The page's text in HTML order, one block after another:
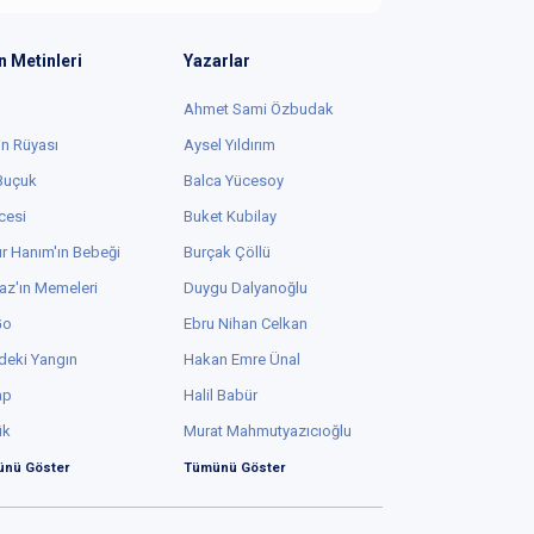
Metinleri
Rüyası
Hanım'ın Bebeği
Memeleri
Yangın
Göster
Yazarlar
Ahmet Sami Özbudak
Aysel Yıldırım
Balca Yücesoy
Buket Kubilay
Burçak Çöllü
Duygu Dalyanoğlu
Ebru Nihan Celkan
Hakan Emre Ünal
Halil Babür
Murat Mahmutyazıcıoğlu
Tümünü Göster